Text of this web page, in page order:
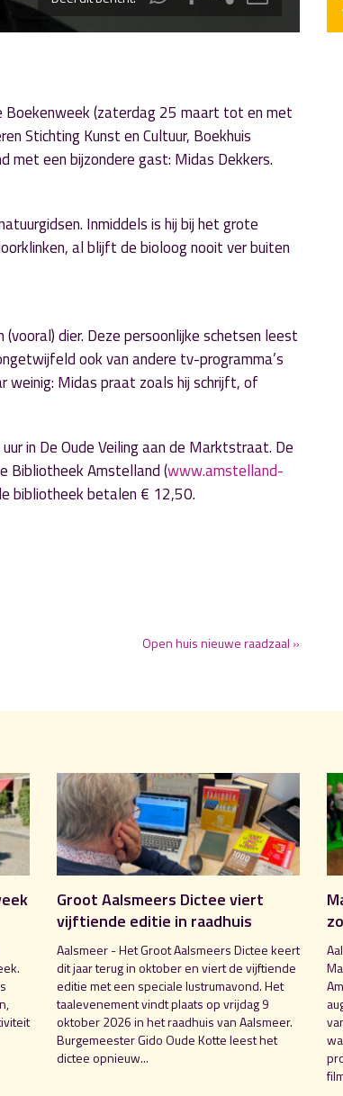
Boekenweek (zaterdag 25 maart tot en met
Stichting Kunst en Cultuur, Boekhuis
met een bijzondere gast: Midas Dekkers.
Inmiddels is hij bij het grote
al blijft de bioloog nooit ver buiten
dier. Deze persoonlijke schetsen leest
ook van andere tv-programma’s
weinig: Midas praat zoals hij schrijft, of
in De Oude Veiling aan de Marktstraat. De
Bibliotheek Amstelland (www.amstelland-
bibliotheek betalen € 12,50.
Open huis nieuwe raadzaal »
Groot Aalsmeers Dictee viert
vijftiende editie in raadhuis
Aalsmeer - Het Groot Aalsmeers Dictee keert
dit jaar terug in oktober en viert de vijftiende
editie met een speciale lustrumavond. Het
taalevenement vindt plaats op vrijdag 9
oktober 2026 in het raadhuis van Aalsmeer.
Burgemeester Gido Oude Kotte leest het
dictee opnieuw...